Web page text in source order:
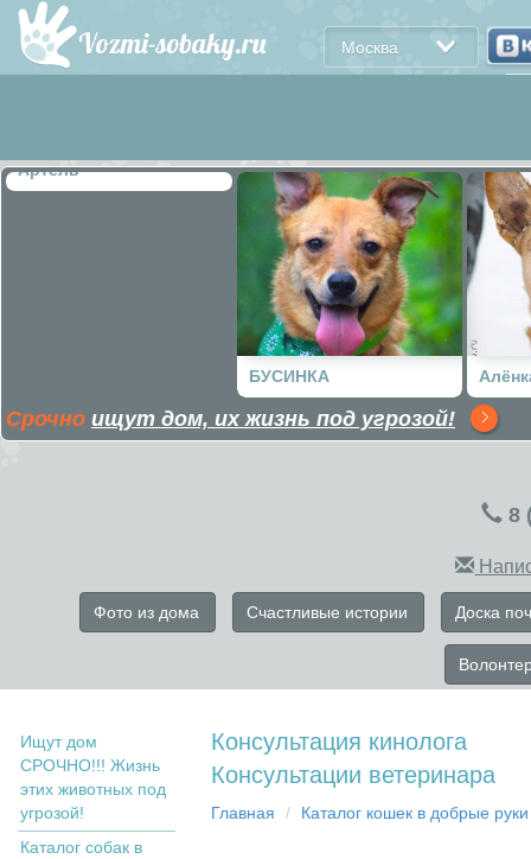
Москва
Артель
БУСИНКА
Срочно ищут дом, их жизнь под угрозой!
8
Фото из дома Счастливые истории Доска
Ищут дом
СРОЧНО!!! Жизнь
этих животных под
угрозой!
Каталог собак в
Консультация кинолога
Консультации ветеринара
Главная Кaтaлoг кoшек в дoбрыe рyки